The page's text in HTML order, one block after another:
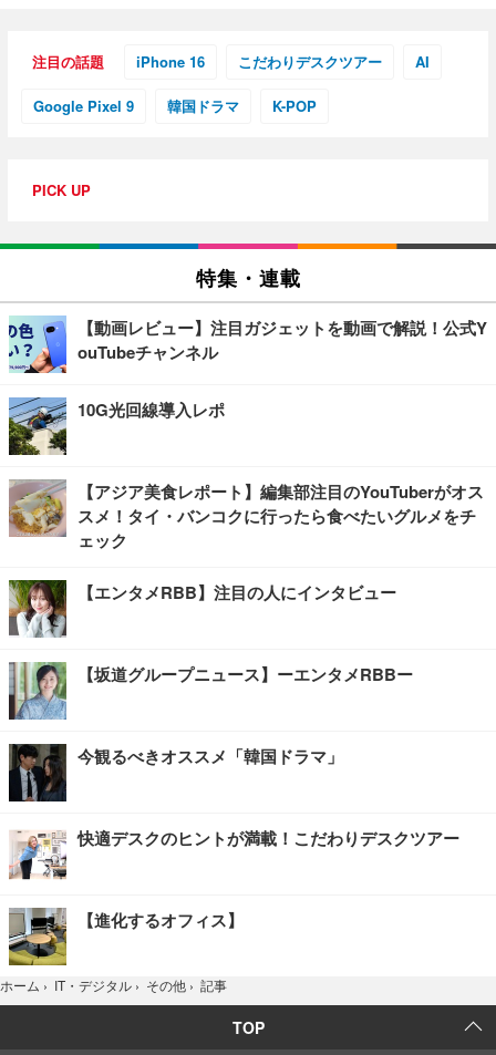
注目の話題 iPhone 16 こだわりデスクツアー AI
Google Pixel 9 韓国ドラマ K-POP
PICK UP
特集・連載
【動画レビュー】注目ガジェットを動画で解説！公式Y
ouTubeチャンネル
10G光回線導入レポ
【アジア美食レポート】編集部注目のYouTuberがオス
スメ！タイ・バンコクに行ったら食べたいグルメをチ
ェック
【エンタメRBB】注目の人にインタビュー
【坂道グループニュース】ーエンタメRBBー
今観るべきオススメ「韓国ドラマ」
快適デスクのヒントが満載！こだわりデスクツアー
【進化するオフィス】
ホーム › IT・デジタル › その他 › 記事
TOP